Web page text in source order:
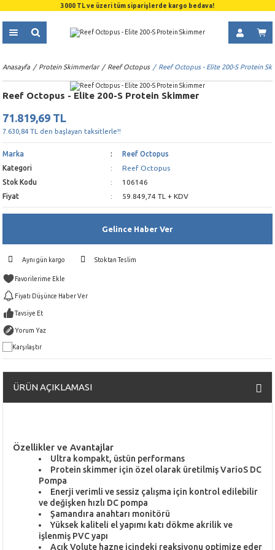
3000 TL ve üzeri tüm siparişlerde kargo bedava!
Anasayfa Protein Skimmerlar Reef Octopus Reef Octopus - Elite 200-S Protein
Reef Octopus - Elite 200-S Protein Skimmer
71.819,69 TL
7.630,84 TL den başlayan taksitlerle!!
Marka
Reef Octopus
Kategori
Reef Octopus
Stok Kodu
106146
Fiyat
59.849,74 TL + KDV
Gelince Haber Ver
Aynı gün kargo Stoktan Teslim
Fiyatı Düşünce Haber Ver
Tavsiye Et
Yorum Yaz
Karşılaştır
ÜRÜN AÇIKLAMASI
Özellikler ve Avantajlar
Ultra kompakt, üstün performans
Protein skimmer için özel olarak üretilmiş VarioS DC
Pompa
Enerji verimli ve sessiz çalışma için kontrol edilebilir
ve değişken hızlı DC pompa
Şamandıra anahtarı monitörü
Yüksek kaliteli el yapımı katı dökme akrilik ve
işlenmiş PVC yapı
Açık Volute hazne içindeki reaksiyonu optimize eder